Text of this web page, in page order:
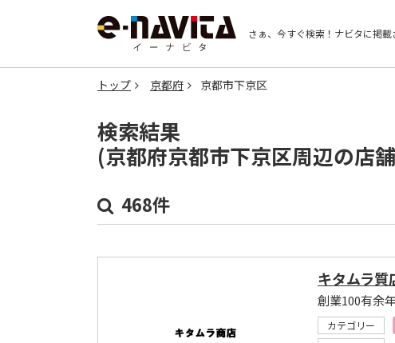
さぁ、今すぐ検索！ ナビタに掲載
トップ 京都府 京都市下京区
検索結果
(京都府京都市下京区周辺の店
468件
キタムラ質
創業100有余
カテゴリー